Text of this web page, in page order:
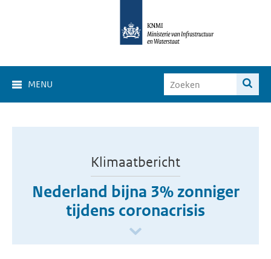
MENU
Klimaatbericht
Nederland bijna 3% zonniger
tijdens coronacrisis